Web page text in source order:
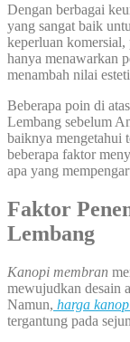
Dengan berbagai
yang sangat baik
keperluan
hanya menawarkan
menambah nilai
Beberapa poin di
Lembang sebelum
baiknya mengetahui
beberapa faktor
apa yang
Faktor
Lembang
Kanopi membran
mewujudkan desain
Namun, harga
tergantung pada